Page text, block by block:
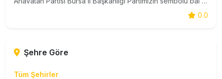
0.0
Şehre Göre
Tüm Şehirler